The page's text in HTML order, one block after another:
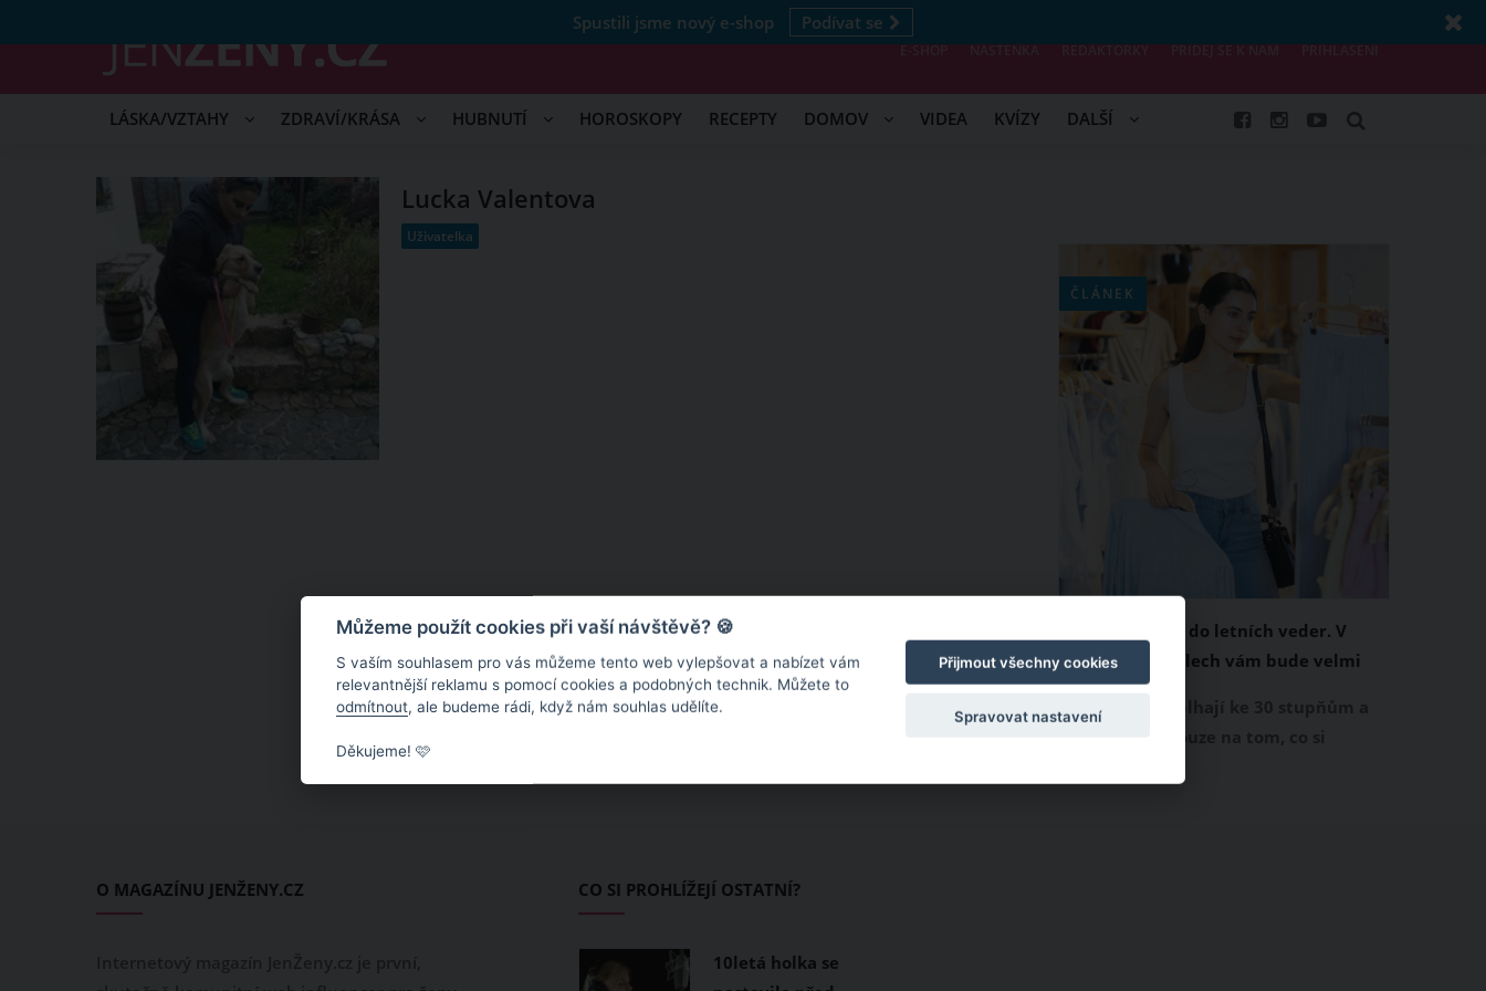
Spustili jsme nový e-shop Podívat se
LÁSKA/VZTAHY ZDRAVÍ/KRÁSA HUBNUTÍ HOROSKOPY RECEPTY DOMOV VIDEA KVÍZY DALŠÍ
E-SHOP NÁSTĚNKA REDAKTORKY PŘIDEJ SE K NÁM PŘIHLÁŠENÍ
Lucka Valentova
Uživatelka
ČLÁNEK
Chladivá móda do letních veder. V
těchto materiálech vám bude velmi
příjemně
Když teploty šplhají ke 30 stupňům a
CO SI PROHLÍŽEJÍ OSTATNÍ?
10letá holka se
O MAGAZÍNU JENŽENY.CZ
Můžeme použít cookies při vaší návštěvě? 🍪
S vaším souhlasem pro vás můžeme tento web vylepšovat a nabízet vám
relevantnější reklamu s pomocí cookies a podobných technik. Můžete to
odmítnout, ale budeme rádi, když nám souhlas udělíte.
Děkujeme! 🩷
Přijmout všechny cookies
Spravovat nastavení